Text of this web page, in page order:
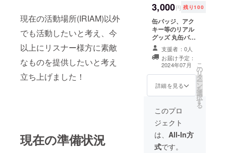
現在の活動場所(IRIAM)以外
でも活動したいと考え、今
以上にリスナー様方に素敵
なものを提供したいと考え
立ち上げました！
現在の準備状況
3,000円 残り100
缶バッジ、アク
キー等のリアル
グッズ 丸缶バッ
ジ 88mm×3 ア
クキー
100mm×3
支援者：0人
お届け予定：
2024年07月
詳細を見る
こ
の
リ
タ
ー
ン
を
選
択
す
る
このプロ
ジェクト
は、 All-In方
式です。